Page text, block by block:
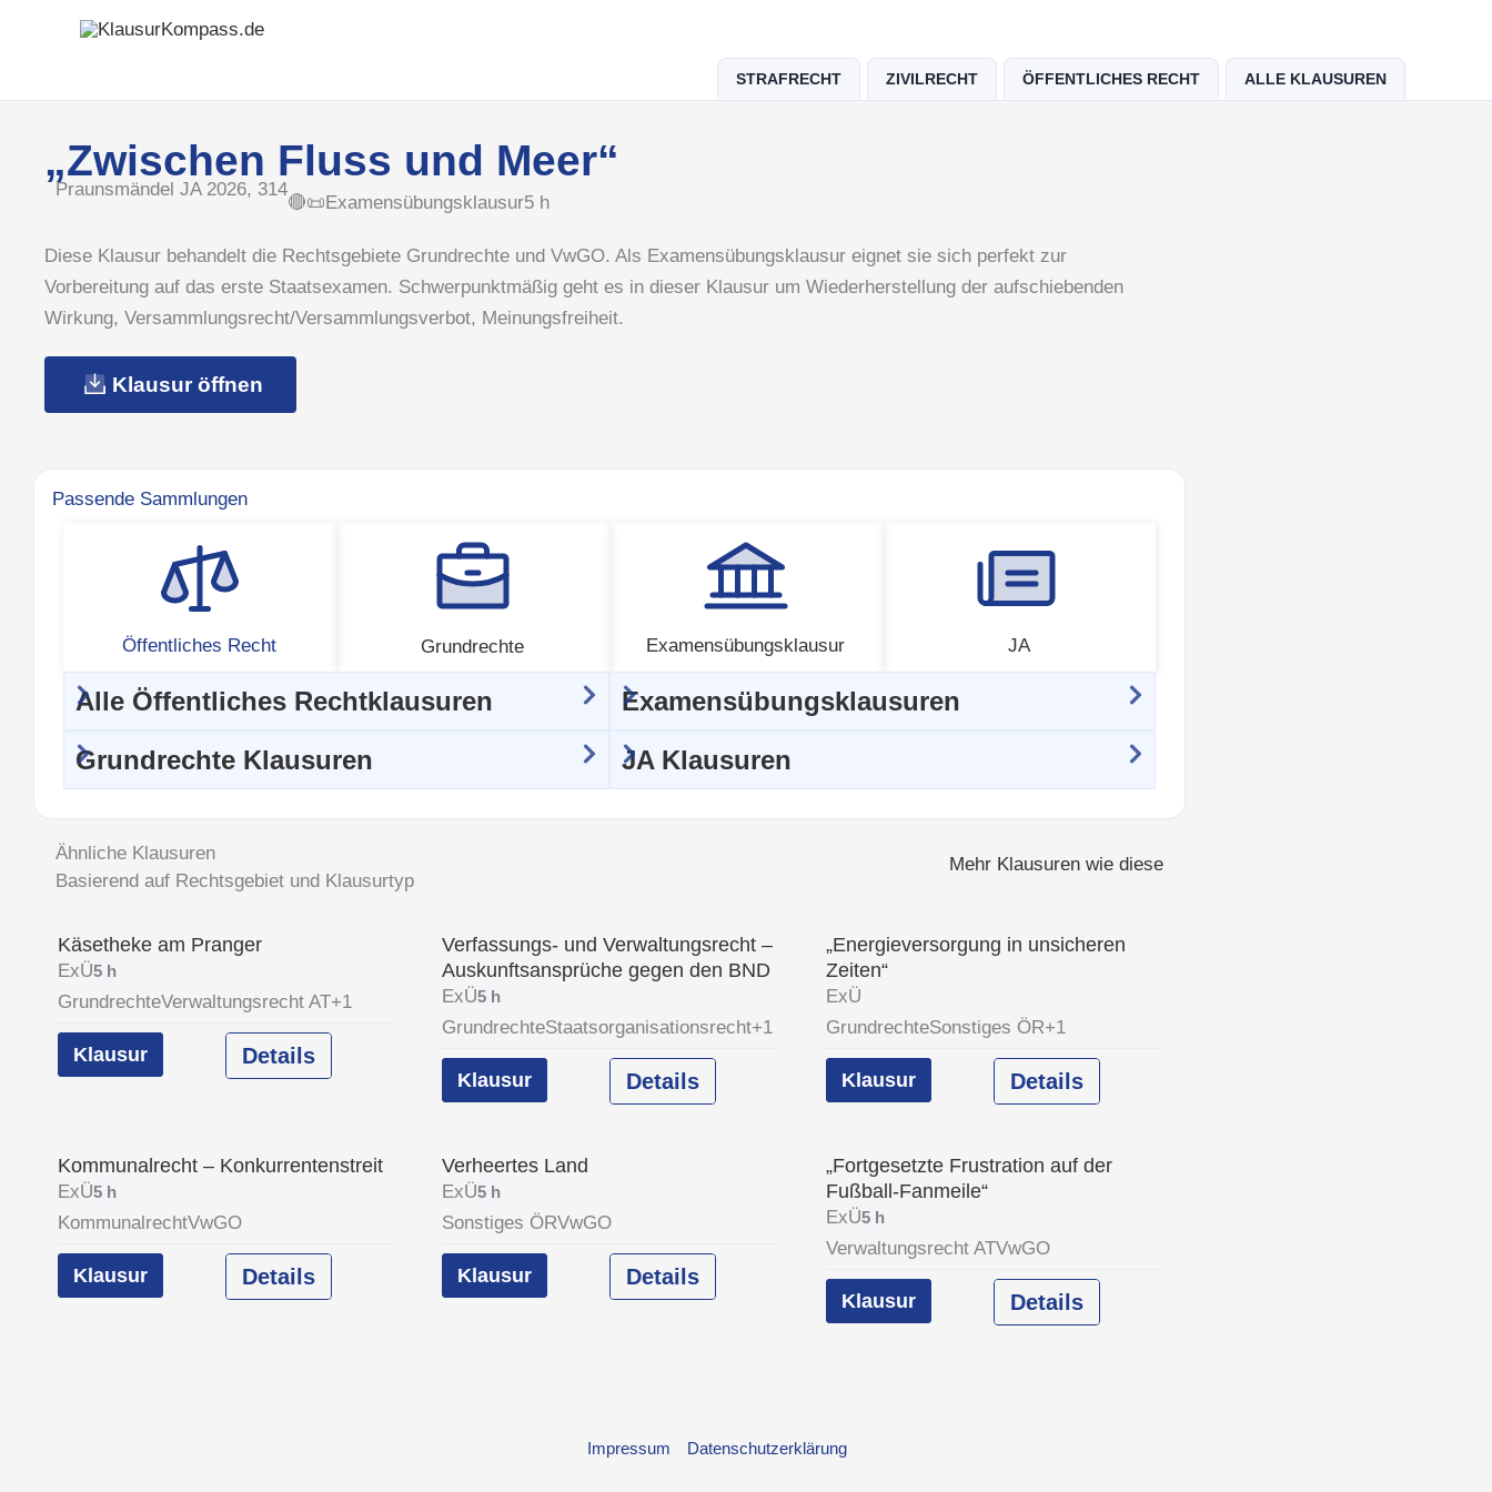
STRAFRECHT ZIVILRECHT ÖFFENTLICHES RECHT ALLE KLAUSUREN
„Zwischen Fluss und Meer“
Praunsmändel JA 2026, 314
🔴📜Examensübungsklausur5 h
Diese Klausur behandelt die Rechtsgebiete Grundrechte und VwGO. Als Examensübungsklausur eignet sie sich perfekt zur
Vorbereitung auf das erste Staatsexamen. Schwerpunktmäßig geht es in dieser Klausur um Wiederherstellung der aufschiebenden
Wirkung, Versammlungsrecht/Versammlungsverbot, Meinungsfreiheit.
Klausur öffnen
Passende Sammlungen
Öffentliches Recht Grundrechte Examensübungsklausur JA
Alle Öffentliches Rechtklausuren
Grundrechte Klausuren
Examensübungsklausuren
JA Klausuren
Ähnliche Klausuren
Basierend auf Rechtsgebiet und Klausurtyp
Mehr Klausuren wie diese
Käsetheke am Pranger
ExÜ5 h
GrundrechteVerwaltungsrecht AT+1
Klausur Details
Verfassungs- und Verwaltungsrecht –
Auskunftsansprüche gegen den BND
ExÜ5 h
GrundrechteStaatsorganisationsrecht+1
Klausur Details
„Energieversorgung in unsicheren
Zeiten“
ExÜ
GrundrechteSonstiges ÖR+1
Klausur Details
Kommunalrecht – Konkurrentenstreit
ExÜ5 h
KommunalrechtVwGO
Klausur Details
Verheertes Land
ExÜ5 h
Sonstiges ÖRVwGO
Klausur Details
„Fortgesetzte Frustration auf der
Fußball-Fanmeile“
ExÜ5 h
Verwaltungsrecht ATVwGO
Klausur Details
Impressum Datenschutzerklärung